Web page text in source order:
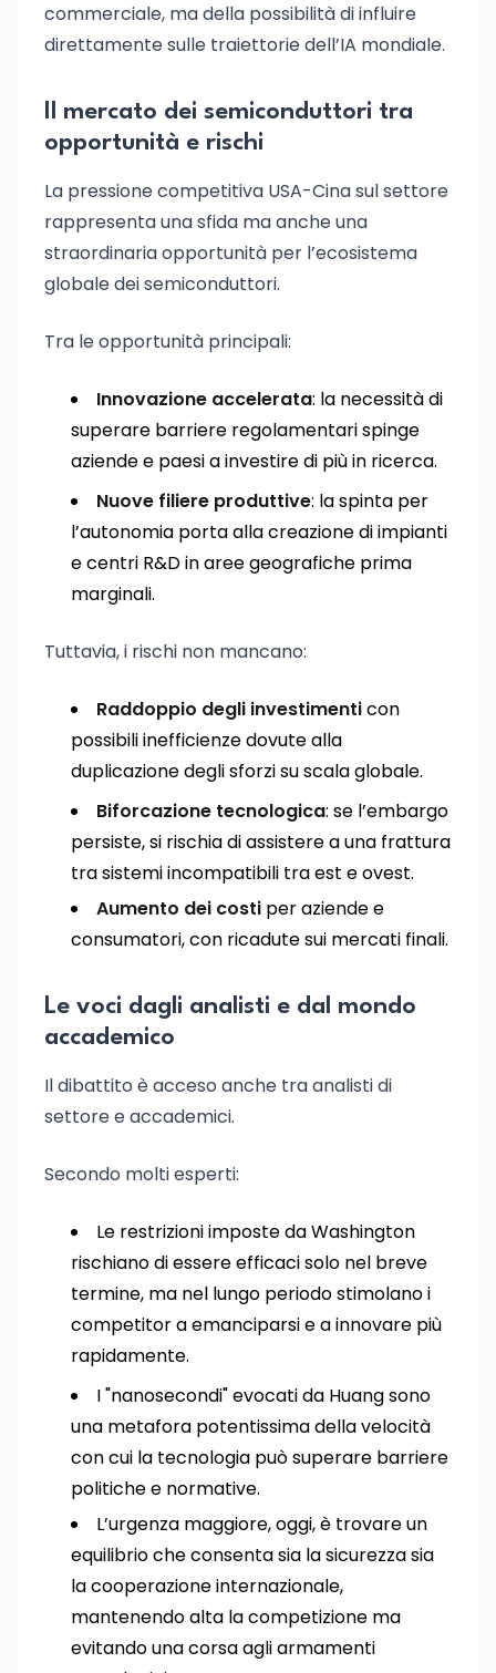
commerciale, ma della possibilità di influire
direttamente sulle traiettorie dell’IA mondiale.
Il mercato dei semiconduttori tra
opportunità e rischi
La pressione competitiva USA-Cina sul settore
rappresenta una sfida ma anche una
straordinaria opportunità per l’ecosistema
globale dei semiconduttori.
Tra le opportunità principali:
Innovazione accelerata: la necessità di
superare barriere regolamentari spinge
aziende e paesi a investire di più in ricerca.
Nuove filiere produttive: la spinta per
l’autonomia porta alla creazione di impianti
e centri R&D in aree geografiche prima
marginali.
Tuttavia, i rischi non mancano:
Raddoppio degli investimenticon
possibili inefficienze dovute alla
duplicazione degli sforzi su scala globale.
Biforcazione tecnologica: se l’embargo
persiste, si rischia di assistere a una frattura
tra sistemi incompatibili tra est e ovest.
Aumento dei costi per aziende e
consumatori, con ricadute sui mercati finali.
Le voci dagli analisti e dal mondo
accademico
Il dibattito è acceso anche tra analisti di
settore e accademici.
Secondo molti esperti:
Le restrizioni imposte da Washington
rischiano di essere efficaci solo nel breve
termine, ma nel lungo periodo stimolano i
competitor a emanciparsi e a innovare più
rapidamente.
I "nanosecondi" evocati da Huang sono
una metafora potentissima della velocità
con cui la tecnologia può superare barriere
politiche e normative.
L’urgenza maggiore, oggi, è trovare un
equilibrio che consenta sia la sicurezza sia
la cooperazione internazionale,
mantenendo alta la competizione ma
evitando una corsa agli armamenti